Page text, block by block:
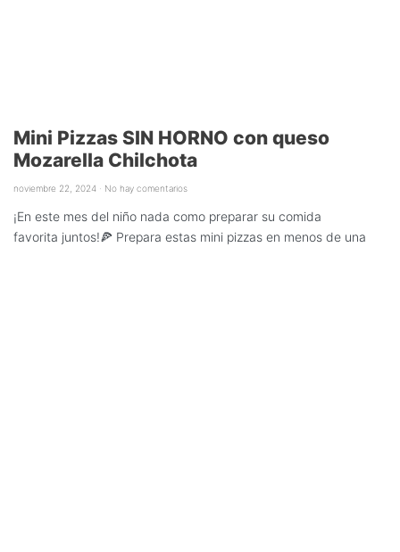
Mini Pizzas SIN HORNO con queso
Mozarella Chilchota
noviembre 22, 2024 No hay comentarios
¡En este mes del niño nada como preparar su comida
favorita juntos!🍕 Prepara estas mini pizzas en menos de una